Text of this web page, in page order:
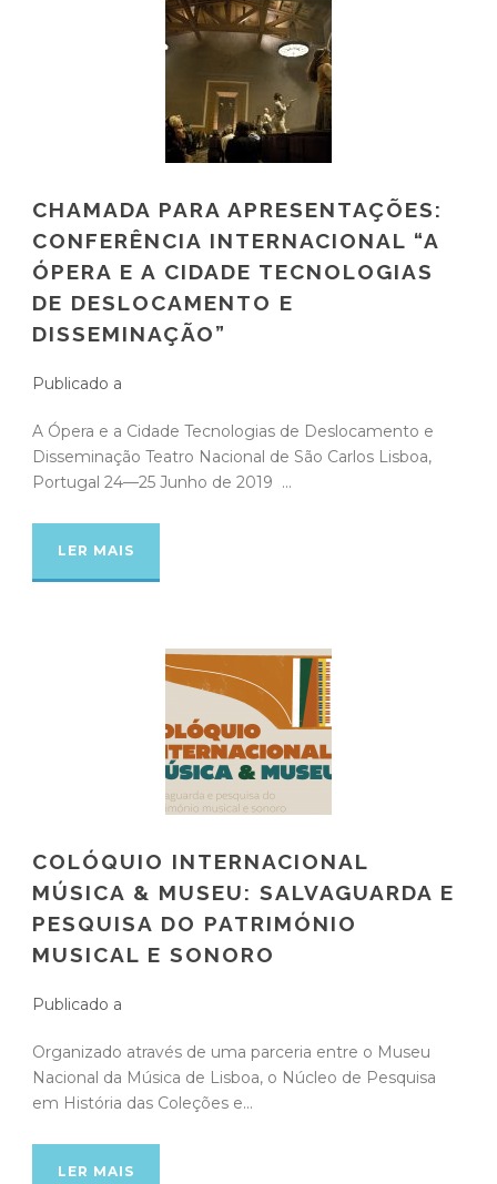
CHAMADA PARA APRESENTAÇÕES:
CONFERÊNCIA INTERNACIONAL “A
ÓPERA E A CIDADE TECNOLOGIAS
DE DESLOCAMENTO E
DISSEMINAÇÃO”
Publicado a
A Ópera e a Cidade Tecnologias de Deslocamento e
Disseminação Teatro Nacional de São Carlos Lisboa,
Portugal 24—25 Junho de 2019 ...
LER MAIS
COLÓQUIO INTERNACIONAL
MÚSICA & MUSEU: SALVAGUARDA E
PESQUISA DO PATRIMÓNIO
MUSICAL E SONORO
Publicado a
Organizado através de uma parceria entre o Museu
Nacional da Música de Lisboa, o Núcleo de Pesquisa
em História das Coleções e...
LER MAIS